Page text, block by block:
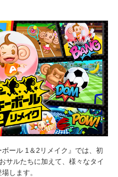
ボール 1＆2リメイク』では、初
サルたちに加えて、様々なタイ
します。